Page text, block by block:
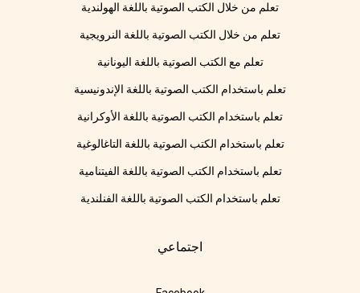
تعلم من خلال الكتب الصوتية باللغة الهولندية
تعلم من خلال الكتب الصوتية باللغة النرويجية
تعلم مع الكتب الصوتية باللغة اليونانية
تعلم باستخدام الكتب الصوتية باللغة الإندونيسية
تعلم باستخدام الكتب الصوتية باللغة الأوكرانية
تعلم باستخدام الكتب الصوتية باللغة التاغالوغية
تعلم باستخدام الكتب الصوتية باللغة الفيتنامية
تعلم باستخدام الكتب الصوتية باللغة الفنلندية
اجتماعي